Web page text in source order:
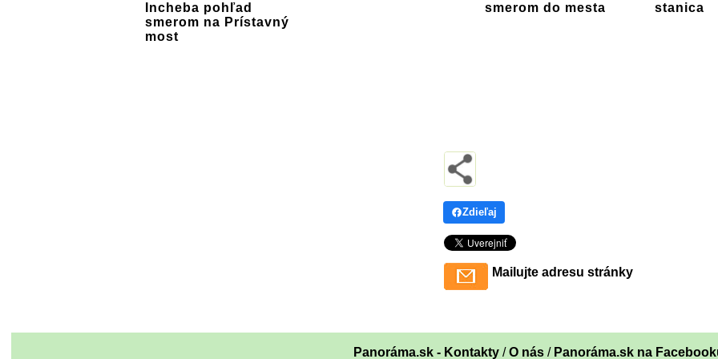
Incheba pohľad
smerom na Prístavný
most
smerom do mesta stanica
Zdieľaj
Mailujte adresu stránky
Panoráma.sk - Kontakty/O nás/ Panoráma.sk na